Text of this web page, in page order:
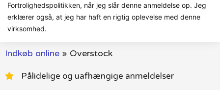
Fortrolighedspolitikken, når jeg slår denne anmeldelse op. Jeg
erklærer også, at jeg har haft en rigtig oplevelse med denne
virksomhed.
Indkøb online » Overstock
Pålidelige og uafhængige anmeldelser